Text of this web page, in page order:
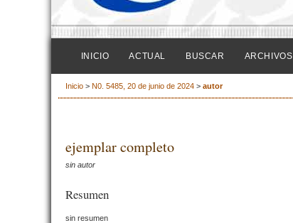
INICIO ACTUAL BUSCAR ARCHIVOS
Inicio > N0. 5485, 20 de junio de 2024 > autor
ejemplar completo
sin autor
Resumen
sin resumen